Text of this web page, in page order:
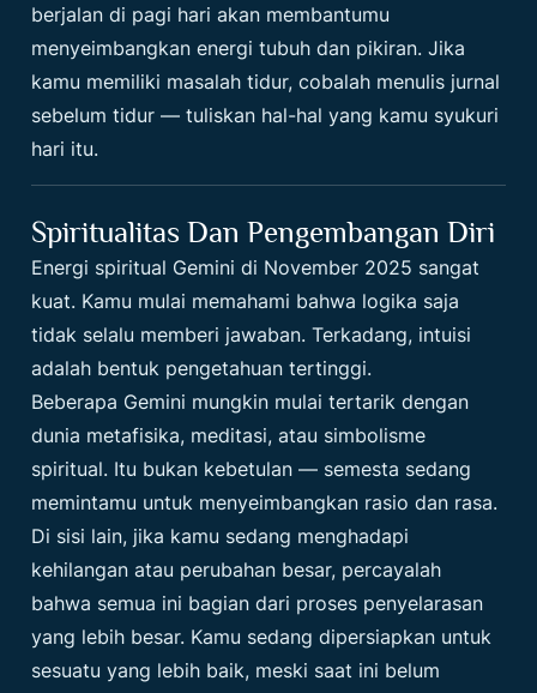
berjalan di pagi hari akan membantumu
menyeimbangkan energi tubuh dan pikiran. Jika
kamu memiliki masalah tidur, cobalah menulis jurnal
sebelum tidur — tuliskan hal-hal yang kamu syukuri
hari itu.
Spiritualitas Dan Pengembangan Diri
Energi spiritual Gemini di November 2025 sangat
kuat. Kamu mulai memahami bahwa logika saja
tidak selalu memberi jawaban. Terkadang, intuisi
adalah bentuk pengetahuan tertinggi.
Beberapa Gemini mungkin mulai tertarik dengan
dunia metafisika, meditasi, atau simbolisme
spiritual. Itu bukan kebetulan — semesta sedang
memintamu untuk menyeimbangkan rasio dan rasa.
Di sisi lain, jika kamu sedang menghadapi
kehilangan atau perubahan besar, percayalah
bahwa semua ini bagian dari proses penyelarasan
yang lebih besar. Kamu sedang dipersiapkan untuk
sesuatu yang lebih baik, meski saat ini belum